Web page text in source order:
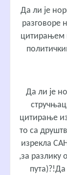
Да ли је
разговоре
цитирањем
Да ли је
цитирање
то са
изрекла
,за разлику